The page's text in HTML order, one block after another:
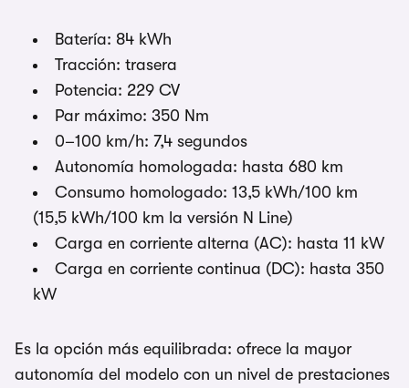
Batería: 84 kWh
Tracción: trasera
Potencia: 229 CV
Par máximo: 350 Nm
0–100 km/h: 7,4 segundos
Autonomía homologada: hasta 680 km
Consumo homologado: 13,5 kWh/100 km
(15,5 kWh/100 km la versión N Line)
Carga en corriente alterna (AC): hasta 11 kW
Carga en corriente continua (DC): hasta 350
kW
Es la opción más equilibrada: ofrece la mayor
autonomía del modelo con un nivel de prestaciones